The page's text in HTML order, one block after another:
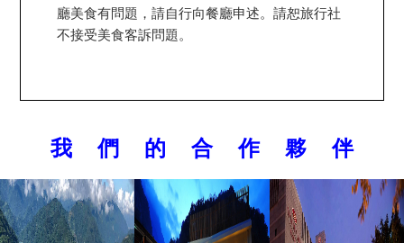
廳美食有問題，請自行向餐廳申述。請恕旅行社
不接受美食客訴問題。
我 們 的 合 作 夥 伴